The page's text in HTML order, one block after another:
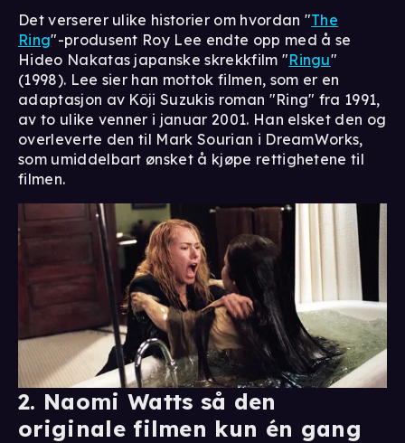
Det verserer ulike historier om hvordan "The
Ring"-produsent Roy Lee endte opp med å se
Hideo Nakatas japanske skrekkfilm "Ringu"
(1998). Lee sier han mottok filmen, som er en
adaptasjon av Kôji Suzukis roman "Ring" fra 1991,
av to ulike venner i januar 2001. Han elsket den og
overleverte den til Mark Sourian i DreamWorks,
som umiddelbart ønsket å kjøpe rettighetene til
filmen.
2. Naomi Watts så den
originale filmen kun én gang